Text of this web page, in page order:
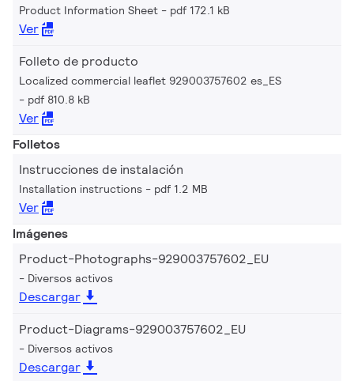
Product Information Sheet pdf 172.1 kB
Ver
Folleto de producto
Localized commercial leaflet 929003757602 es_ES
pdf 810.8 kB
Ver
Folletos
Instrucciones de instalación
Installation instructions pdf 1.2 MB
Ver
Imágenes
Product-Photographs-929003757602_EU
Diversos activos
Descargar
Product-Diagrams-929003757602_EU
Diversos activos
Descargar